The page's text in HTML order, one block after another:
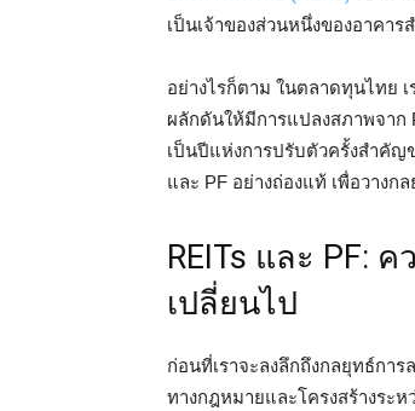
เป็นเจ้าของส่วนหนึ่งของอาคา
อย่างไรก็ตาม ในตลาดทุนไทย
ผลักดันให้มีการแปลงสภาพจาก
เป็นปีแห่งการปรับตัวครั้งสำคัญ
และ PF อย่างถ่องแท้ เพื่อวางก
REITs และ PF:
เปลี่ยนไป
ก่อนที่เราจะลงลึกถึงกลยุทธ์กา
ทางกฎหมายและโครงสร้างระ